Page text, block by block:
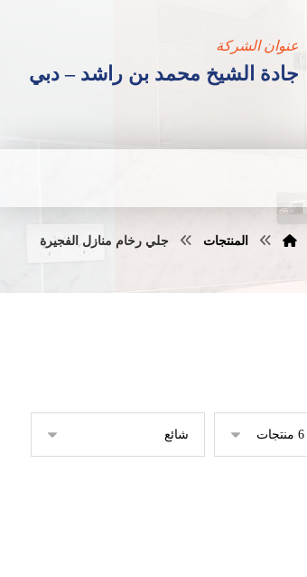
عنوان الشركة
جادة الشيخ محمد بن راشد – دبي
المنتجات جلي رخام منازل الفجيرة